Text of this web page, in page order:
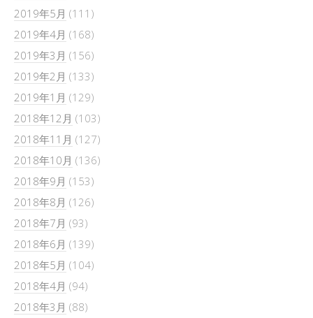
2019年5月 (111)
2019年4月 (168)
2019年3月 (156)
2019年2月 (133)
2019年1月 (129)
2018年12月 (103)
2018年11月 (127)
2018年10月 (136)
2018年9月 (153)
2018年8月 (126)
2018年7月 (93)
2018年6月 (139)
2018年5月 (104)
2018年4月 (94)
2018年3月 (88)